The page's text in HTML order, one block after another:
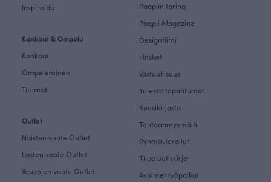
Inspiroidu
Kankaat & Ompelu
Kankaat
Ompeleminen
Teemat
Outlet
Naisten vaate Outlet
Lasten vaate Outlet
Vauvojen vaate Outlet
Paapiin tarina
Paapii Magazine
Designtiimi
Finsket
Vastuullisuus
Tulevat tapahtumat
Kuosikirjasto
Tehtaanmyymälä
Ryhmävierailut
Tilaa uutiskirje
Avoimet työpaikat